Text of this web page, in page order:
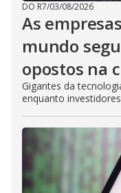
DO R7/03/08/2026
As
mundo
opostos na
Gigantes da
enquanto